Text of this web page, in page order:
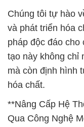
Chúng tôi tự hào
và phát triển hóa
pháp độc đáo
tạo này không chỉ
mà còn định hình
hóa chất.
**Nâng Cấp Hệ
Qua Công Nghệ